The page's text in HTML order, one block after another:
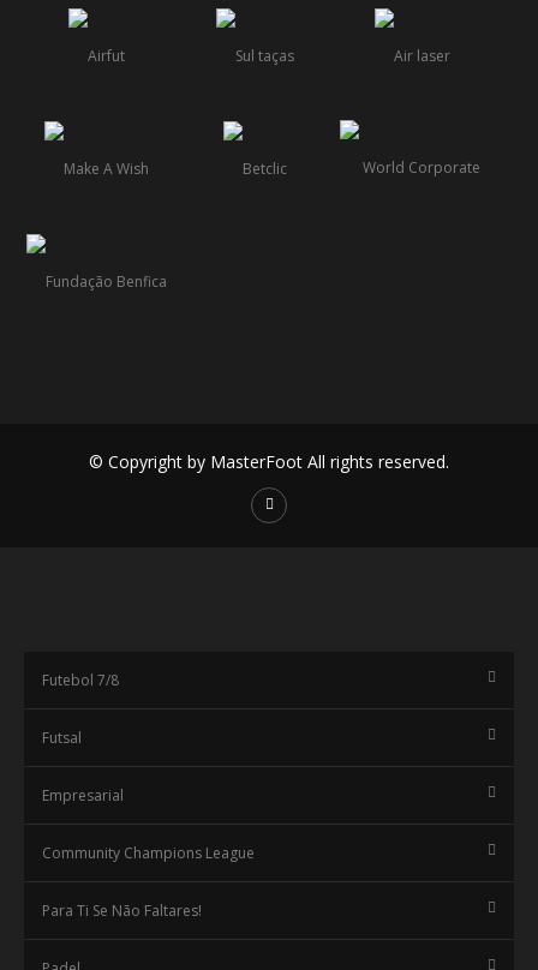
© Copyright by MasterFoot All rights reserved.
Futebol 7/8
Futsal
Empresarial
Community Champions League
Para Ti Se Não Faltares!